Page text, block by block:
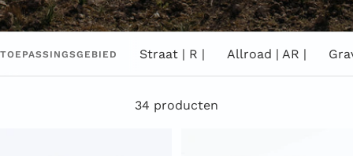
TOEPASSINGSGEBIED Straat | R | Allroad | AR |
34 producten